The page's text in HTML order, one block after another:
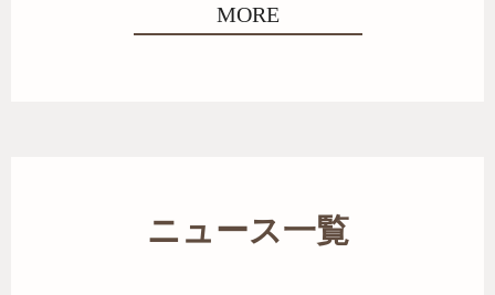
MORE
ニュース一覧